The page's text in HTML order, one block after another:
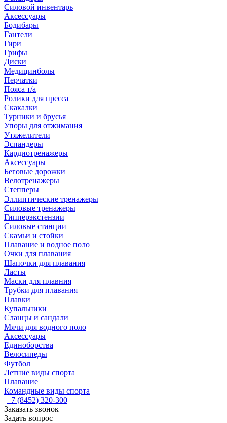
Силовой инвентарь
Аксессуары
Бодибары
Гантели
Гири
Грифы
Диски
Медицинболы
Перчатки
Пояса т/а
Ролики для пресса
Скакалки
Турники и брусья
Упоры для отжимания
Утяжелители
Эспандеры
Кардиотренажеры
Аксессуары
Беговые дорожки
Велотренажеры
Степперы
Эллиптические тренажеры
Силовые тренажеры
Гипперэкстензии
Силовые станции
Скамьи и стойки
Плавание и водное поло
Очки для плавания
Шапочки для плавания
Ласты
Маски для плавния
Трубки для плавания
Плавки
Купальники
Сланцы и сандали
Мячи для водного поло
Аксессуары
Единоборства
Велосипеды
Футбол
Летние виды спорта
Плавание
Командные виды спорта
+7 (8452) 320-300
Заказать звонок
Задать вопрос